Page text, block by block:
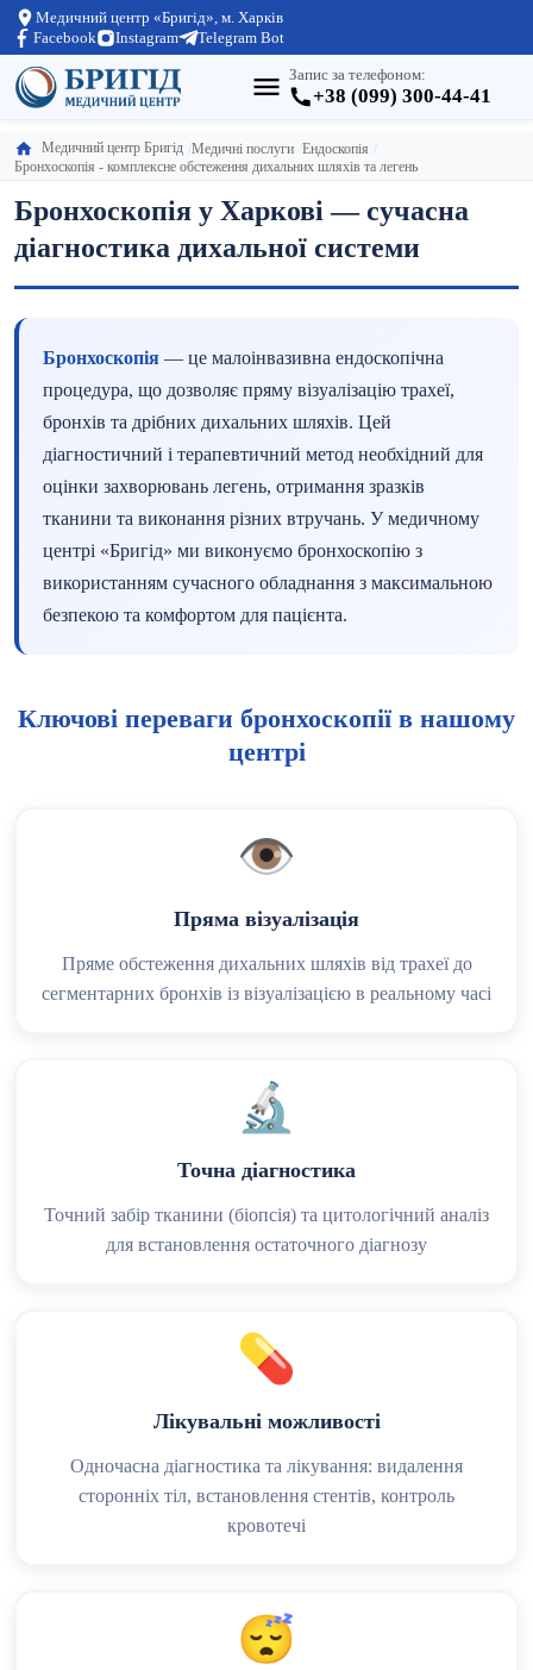
Медичний центр «Бригід», м. Харків
Facebook
Instagram Telegram Bot
Запис за телефоном:
+38 (099) 300-44-41
Медичний центр Бригід Медичні послуги Ендоскопія
Бронхоскопія - комплексне обстеження дихальних шляхів та легень
Бронхоскопія у Харкові — сучасна
діагностика дихальної системи
Бронхоскопія — це малоінвазивна ендоскопічна
процедура, що дозволяє пряму візуалізацію трахеї,
бронхів та дрібних дихальних шляхів. Цей
діагностичний і терапевтичний метод необхідний для
оцінки захворювань легень, отримання зразків
тканини та виконання різних втручань. У медичному
центрі «Бригід» ми виконуємо бронхоскопію з
використанням сучасного обладнання з максимальною
безпекою та комфортом для пацієнта.
Ключові переваги бронхоскопії в нашому
центрі
👁️
Пряма візуалізація
Пряме обстеження дихальних шляхів від трахеї до
сегментарних бронхів із візуалізацією в реальному часі
🔬
Точна діагностика
Точний забір тканини (біопсія) та цитологічний аналіз
для встановлення остаточного діагнозу
💊
Лікувальні можливості
Одночасна діагностика та лікування: видалення
сторонніх тіл, встановлення стентів, контроль
кровотечі
😴